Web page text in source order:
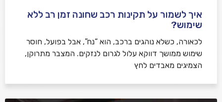
איך לשמור על תקינות רכב שחונה זמן רב ללא
שימוש?
לכאורה, כשלא נוהגים ברכב, הוא “נח”, אבל בפועל, חוסר
שימוש ממושך דווקא עלול לגרום לנזקים. המצבר מתרוקן,
הצמיגים מאבדים לחץ